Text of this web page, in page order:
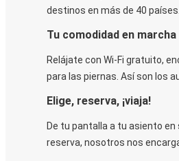
destinos en más de 40 países.
Tu comodidad en marcha
Relájate con Wi-Fi gratuito,
para las piernas. Así son los
Elige, reserva, ¡viaja!
De tu pantalla a tu asiento en
reserva, nosotros nos